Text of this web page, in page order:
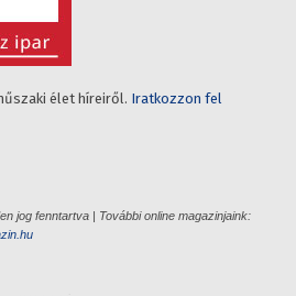
élet híreiről. Iratkozzon fel
jog fenntartva | További online magazinjaink: